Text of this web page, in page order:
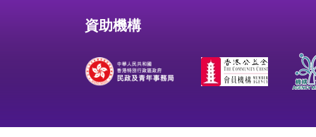
資助機構